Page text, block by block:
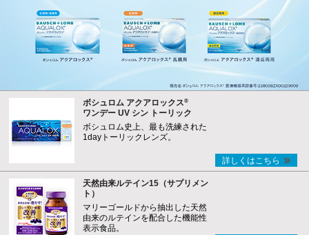
ボシュロム アクアロックス®
ワンデー UV シン トーリック
ボシュロム史上、最も洗練された
1dayトーリックレンズ。
詳しくはこちら
天然由来ルテイン15（サプリメン
ト）
マリーゴールドから抽出した天然
由来のルテインを配合した機能性
表示食品。